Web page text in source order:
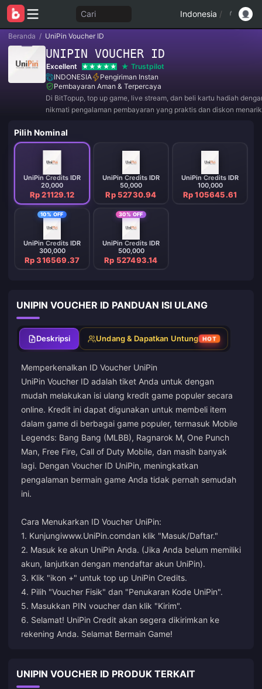
Cari Indonesia /
Beranda / UniPin Voucher ID
UNIPIN VOUCHER ID
Excellent
Trustpilot
INDONESIA
Pengiriman Instan
Pembayaran Aman & Terpercaya
Di BitTopup, top up game, live stream, dan beli kartu hadiah
nikmati pengalaman pembayaran yang praktis dan diskon
Pilih Nominal
UniPin Credits IDR
20,000
Rp 21129.12
UniPin Credits IDR
50,000
Rp 52730.94
UniPin Credits IDR
100,000
Rp 105645.61
10% OFF
UniPin Credits IDR
300,000
Rp 316569.37
30% OFF
UniPin Credits IDR
500,000
Rp 527493.14
UNIPIN VOUCHER ID PANDUAN ISI ULANG
Deskripsi Undang & Dapatkan Untung HOT
Memperkenalkan ID Voucher UniPin
UniPin Voucher ID adalah tiket Anda untuk dengan
mudah melakukan isi ulang kredit game populer secara
online. Kredit ini dapat digunakan untuk membeli item
dalam game di berbagai game populer, termasuk Mobile
Legends: Bang Bang (MLBB), Ragnarok M, One Punch
Man, Free Fire, Call of Duty Mobile, dan masih banyak
lagi. Dengan Voucher ID UniPin, meningkatkan
pengalaman bermain game Anda tidak pernah semudah
ini.
Cara Menukarkan ID Voucher UniPin:
1. Kunjungiwww.UniPin.comdan klik "Masuk/Daftar."
2. Masuk ke akun UniPin Anda. (Jika Anda belum memiliki
akun, lanjutkan dengan mendaftar akun UniPin).
3. Klik "ikon +" untuk top up UniPin Credits.
4. Pilih "Voucher Fisik" dan "Penukaran Kode UniPin".
5. Masukkan PIN voucher dan klik "Kirim".
6. Selamat! UniPin Credit akan segera dikirimkan ke
rekening Anda. Selamat Bermain Game!
UNIPIN VOUCHER ID PRODUK TERKAIT